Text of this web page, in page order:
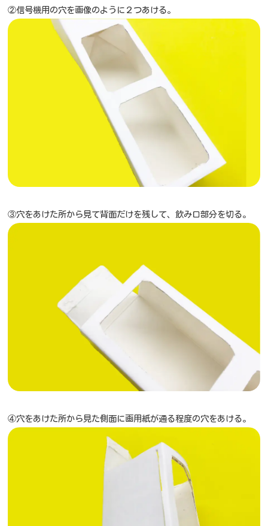
②信号機用の穴を画像のように２つあける。
③穴をあけた所から見て背面だけを残して、飲み口部分を切る。
④穴をあけた所から見た側面に画用紙が通る程度の穴をあける。